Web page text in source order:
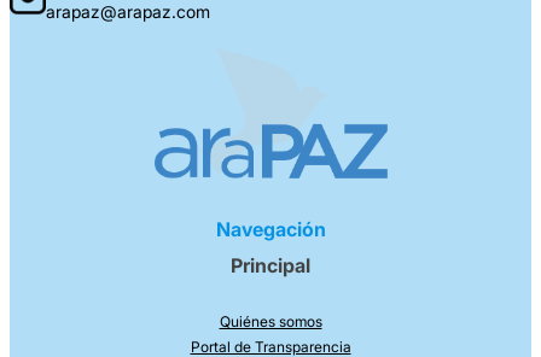
arapaz@arapaz.com
Navegación
Principal
Quiénes somos
Portal de Transparencia